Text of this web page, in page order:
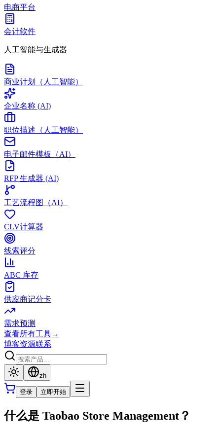
电商平台
会计软件
人工智能与生成器
商业计划（人工智能）
企业名称 (AI)
职位描述（人工智能）
电子邮件模板（AI）
RFP 生成器 (AI)
工艺流程图（AI）
CLV计算器
线索评分
ABC 库存
供应商记分卡
需求预测
查看所有工具→
博客资源联系
zh
登录 立即开始
什么是 Taobao Store Management？